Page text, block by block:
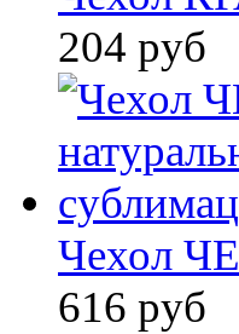
204 руб
Чехол
616 руб